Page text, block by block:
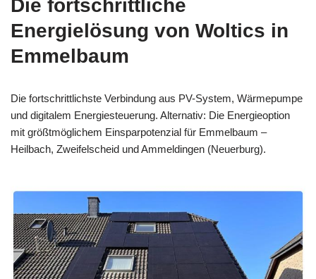
Die fortschrittliche
Energielösung von Woltics in
Emmelbaum
Die fortschrittlichste Verbindung aus PV-System, Wärmepumpe
und digitalem Energiesteuerung. Alternativ: Die Energieoption
mit größtmöglichem Einsparpotenzial für Emmelbaum –
Heilbach, Zweifelscheid und Ammeldingen (Neuerburg).